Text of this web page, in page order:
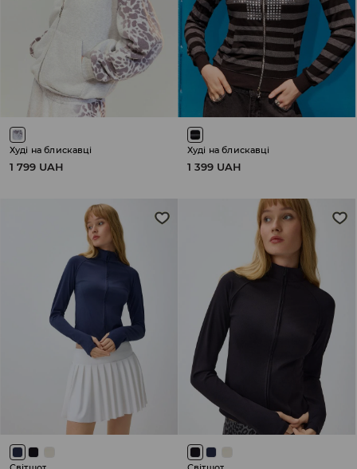
Худі на блискавці
1 799 UAH
Худі на блискавці
1 399 UAH